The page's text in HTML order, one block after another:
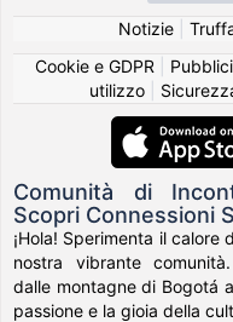
Notizie|
Cookie e GDPR
utilizzo|
Comunità di
Scopri Connessioni
¡Hola! Sperimenta il
nostra vibrante
dalle montagne di Bogotá
passione e la gioia della